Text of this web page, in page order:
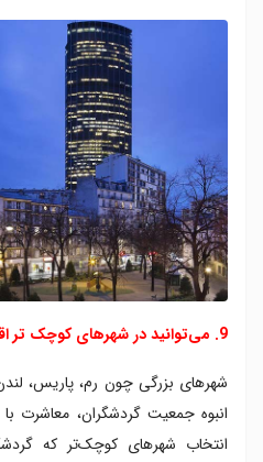
9. می‌توانید در شهرهای کوچک‌ تر اقامت کنید
شهرهای بزرگی چون رم، پاریس،
انبوه جمعیت گردشگران، معاشرت
انتخاب شهرهای کوچک‌تر که